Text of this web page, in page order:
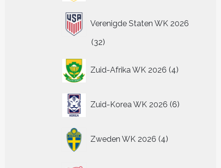
Verenigde Staten WK 2026
3232
Zuid-Afrika WK 2026 4
producten
Zuid-Korea WK 2026 6
producten
Zweden WK 2026 4
producten